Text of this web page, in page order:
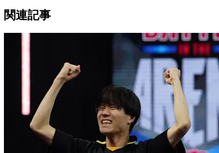
関連記事